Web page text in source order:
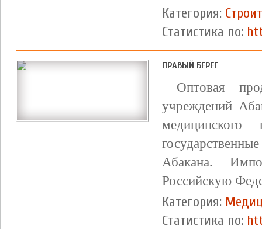
Категория:
Статистика по:
ПРАВЫЙ БЕРЕГ
Оптовая
учреждений
Абакана.
Российскую
Категория:
Статистика по: